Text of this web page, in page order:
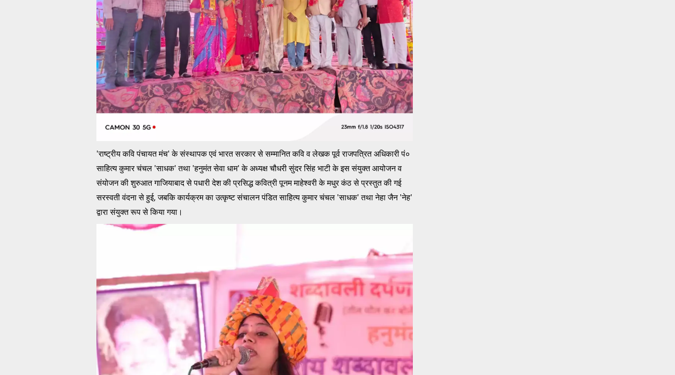
'राष्ट्रीय कवि पंचायत मंच' के संस्थापक एवं भारत सरकार से सम्मानित कवि व लेखक पूर्व राजपत्रित अधिकारी पं०
साहित्य कुमार चंचल 'साधक' तथा 'हनुमंत सेवा धाम' के अध्यक्ष चौधरी सुंदर सिंह भाटी के इस संयुक्त आयोजन व
संयोजन की शुरुआत गाजियाबाद से पधारी देश की प्रसिद्ध कवित्री पूनम माहेश्वरी के मधुर कंठ से प्रस्तुत की गई
सरस्वती वंदना से हुई, जबकि कार्यक्रम का उत्कृष्ट संचालन पंडित साहित्य कुमार चंचल 'साधक' तथा नेहा जैन 'नेह'
द्वारा संयुक्त रूप से किया गया।